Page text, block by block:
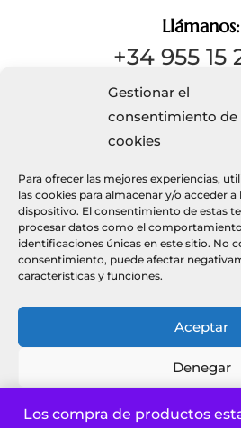
Gestionar el
consentimiento de
cookies
Para ofrecer las mejores experiencias,
las cookies para almacenar y/o acceder
dispositivo. El consentimiento de estas
procesar datos como el
identificaciones únicas en este sitio. No
consentimiento, puede afectar
características y funciones.
Aceptar
Denegar
Ver
Los compra de productos
Llámanos:
+34 955 15

páginas web
Política de privacidad y